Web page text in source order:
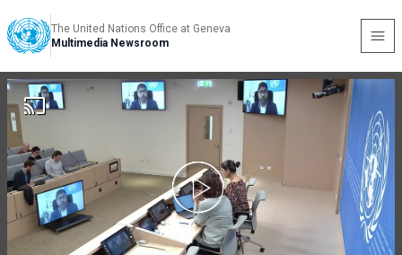
The United Nations Office at Geneva
Multimedia Newsroom